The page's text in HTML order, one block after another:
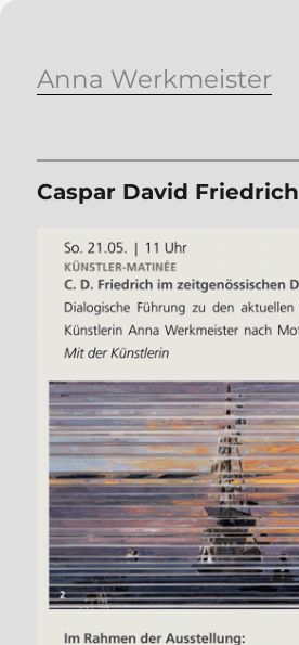
Anna Werkmeister
Caspar David Friedrich